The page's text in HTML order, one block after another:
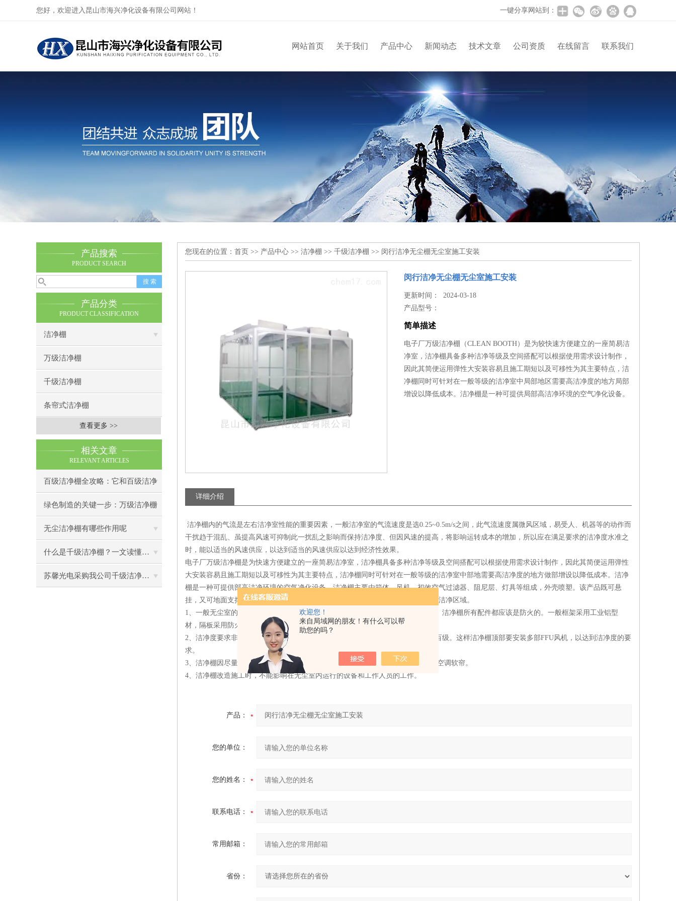
欢迎您！
来自局域网的朋友！有什么可以帮
助您的吗？
您好，欢迎进入昆山市海兴净化设备有限公司网站！ 一键分享网站到：
网站首页 关于我们 产品中心 新闻动态 技术文章 公司资质 在线留言 联系我们
产品搜索
PRODUCT SEARCH
产品分类
PRODUCT CLASSIFICATION
洁净棚
万级洁净棚
千级洁净棚
条帘式洁净棚
查看更多 >>
相关文章
RELEVANT ARTICLES
百级洁净棚全攻略：它和百级洁净
室到底有什么区别？
绿色制造的关键一步：万级洁净棚
助力环保型半导体产业发展
无尘洁净棚有哪些作用呢
什么是千级洁净棚？一文读懂其结构特点与局部净化优势
苏馨光电采购我公司千级洁净棚普通工作台一批（7月07日）已顺利交货
您现在的位置： 首页 >> 产品中心 >> 洁净棚 >> 千级洁净棚 >> 闵行洁净无尘棚无尘室施工安装
闵行洁净无尘棚无尘室施工安装
更新时间： 2024-03-18
产品型号：
简单描述
电子厂万级洁净棚（CLEAN BOOTH）是为较快速方便建立的一座简易洁
净室，洁净棚具备多种洁净等级及空间搭配可以根据使用需求设计制作，
因此其简便运用弹性大安装容易且施工期短以及可移性为其主要特点，洁
净棚同时可针对在一般等级的洁净室中局部地区需要高洁净度的地方局部
增设以降低成本。洁净棚是一种可提供局部高洁净环境的空气净化设备。
详细介绍
洁净棚内的气流是左右洁净室性能的重要因素，一般洁净室的气流速度是选0.25~0.5m/s之间，此气流速度属微风区域，易受人、机器等的动作而
干扰趋于混乱、虽提高风速可抑制此一扰乱之影响而保持洁净度、但因风速的提高，将影响运转成本的增加，所以应在满足要求的洁净度水准之
时，能以适当的风速供应，以达到适当的风速供应以达到经济性效果。
电子厂万级洁净棚是为快速方便建立的一座简易洁净室，洁净棚具备多种洁净等级及空间搭配可以根据使用需求设计制作，因此其简便运用弹性
大安装容易且施工期短以及可移性为其主要特点，洁净棚同时可针对在一般等级的洁净室中部地需要高洁净度的地方做部增设以降低成本。洁净
棚是一种可提供部高洁净环境的空气净化设备。洁净棚主要由箱体、风机、初效空气过滤器、阻尼层、灯具等组成，外壳喷塑。该产品既可悬
挂，又可地面支撑，结构紧凑，使用方便。可以单个使用，也可多个连接组成带状洁净区域。
1、一般无尘室的空间比较密闭，进出没有那么容易。所以防火一定是非常重要的。洁净棚所有配件都应该是防火的。一般框架采用工业铝型
材，隔板采用防火PV板。
2、洁净度要求非常高，一般洁净棚的洁净度要求比无尘室要高很多，有的要达到百级。这样洁净棚顶部要安装多部FFU风机，以达到洁净度的要
求。
3、洁净棚因尽量做到封闭，防止外界的灰尘落入。不方便安装PV板的地方应安装空调软帘。
4、洁净棚改造施工时，不能影响在无尘室内运行的设备和工作人员的工作。
产品：
您的单位：
您的姓名：
联系电话：
常用邮箱：
省份：